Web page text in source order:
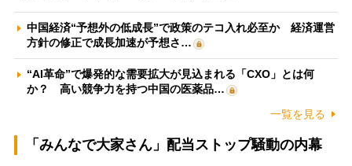
中国経済“予想外の低成長”で政策のテコ入れ必至か 経済運営
方針の修正で成長加速が予想さ…
“AI革命”で爆発的な需要拡大が見込まれる「CXO」とは何
か？ 高い競争力を持つ中国の医薬品…
一覧を見る
「みんなで大家さん」配当ストップ騒動の内幕